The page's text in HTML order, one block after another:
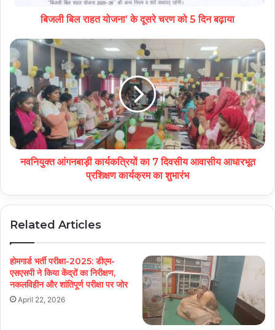
बिजली बिल राहत योजना’ के दूसरे चरण को 5 दिन बढ़ाया
नवनियुक्त आंगनबाड़ी कार्यकत्रियों का 7 दिवसीय आवासीय आधारभूत
प्रशिक्षण कार्यक्रम का शुभारंभ
Related Articles
होमगार्ड भर्ती परीक्षा-2025: डीएम-
एसएसपी ने किया केंद्रों का निरीक्षण,
नकलविहीन और शांतिपूर्ण परीक्षा पर जोर
April 22, 2026